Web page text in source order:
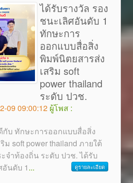
ได้รับรางวัล รอง
ชนะเลิศอันดับ 1
ทักษะการ
ออกแบบสื่อสิ่ง
พิมพ์นิตยสารส่ง
เสริม soft
power thailand
ระดับ ปวช.
09 09:00:12 ผู้โพส :
บ ทักษะการออกแบบสื่อสิ่ง
soft power thailand ภายใต้
ำท้องถิ่น ระดับ ปวช. ได้รับ
อันดับ 1... ดูรายละเอียด